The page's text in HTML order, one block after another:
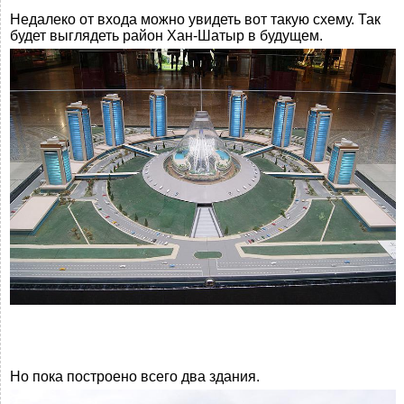
Недалеко от входа можно увидеть вот такую схему. Так
будет выглядеть район Хан-Шатыр в будущем.
Но пока построено всего два здания.